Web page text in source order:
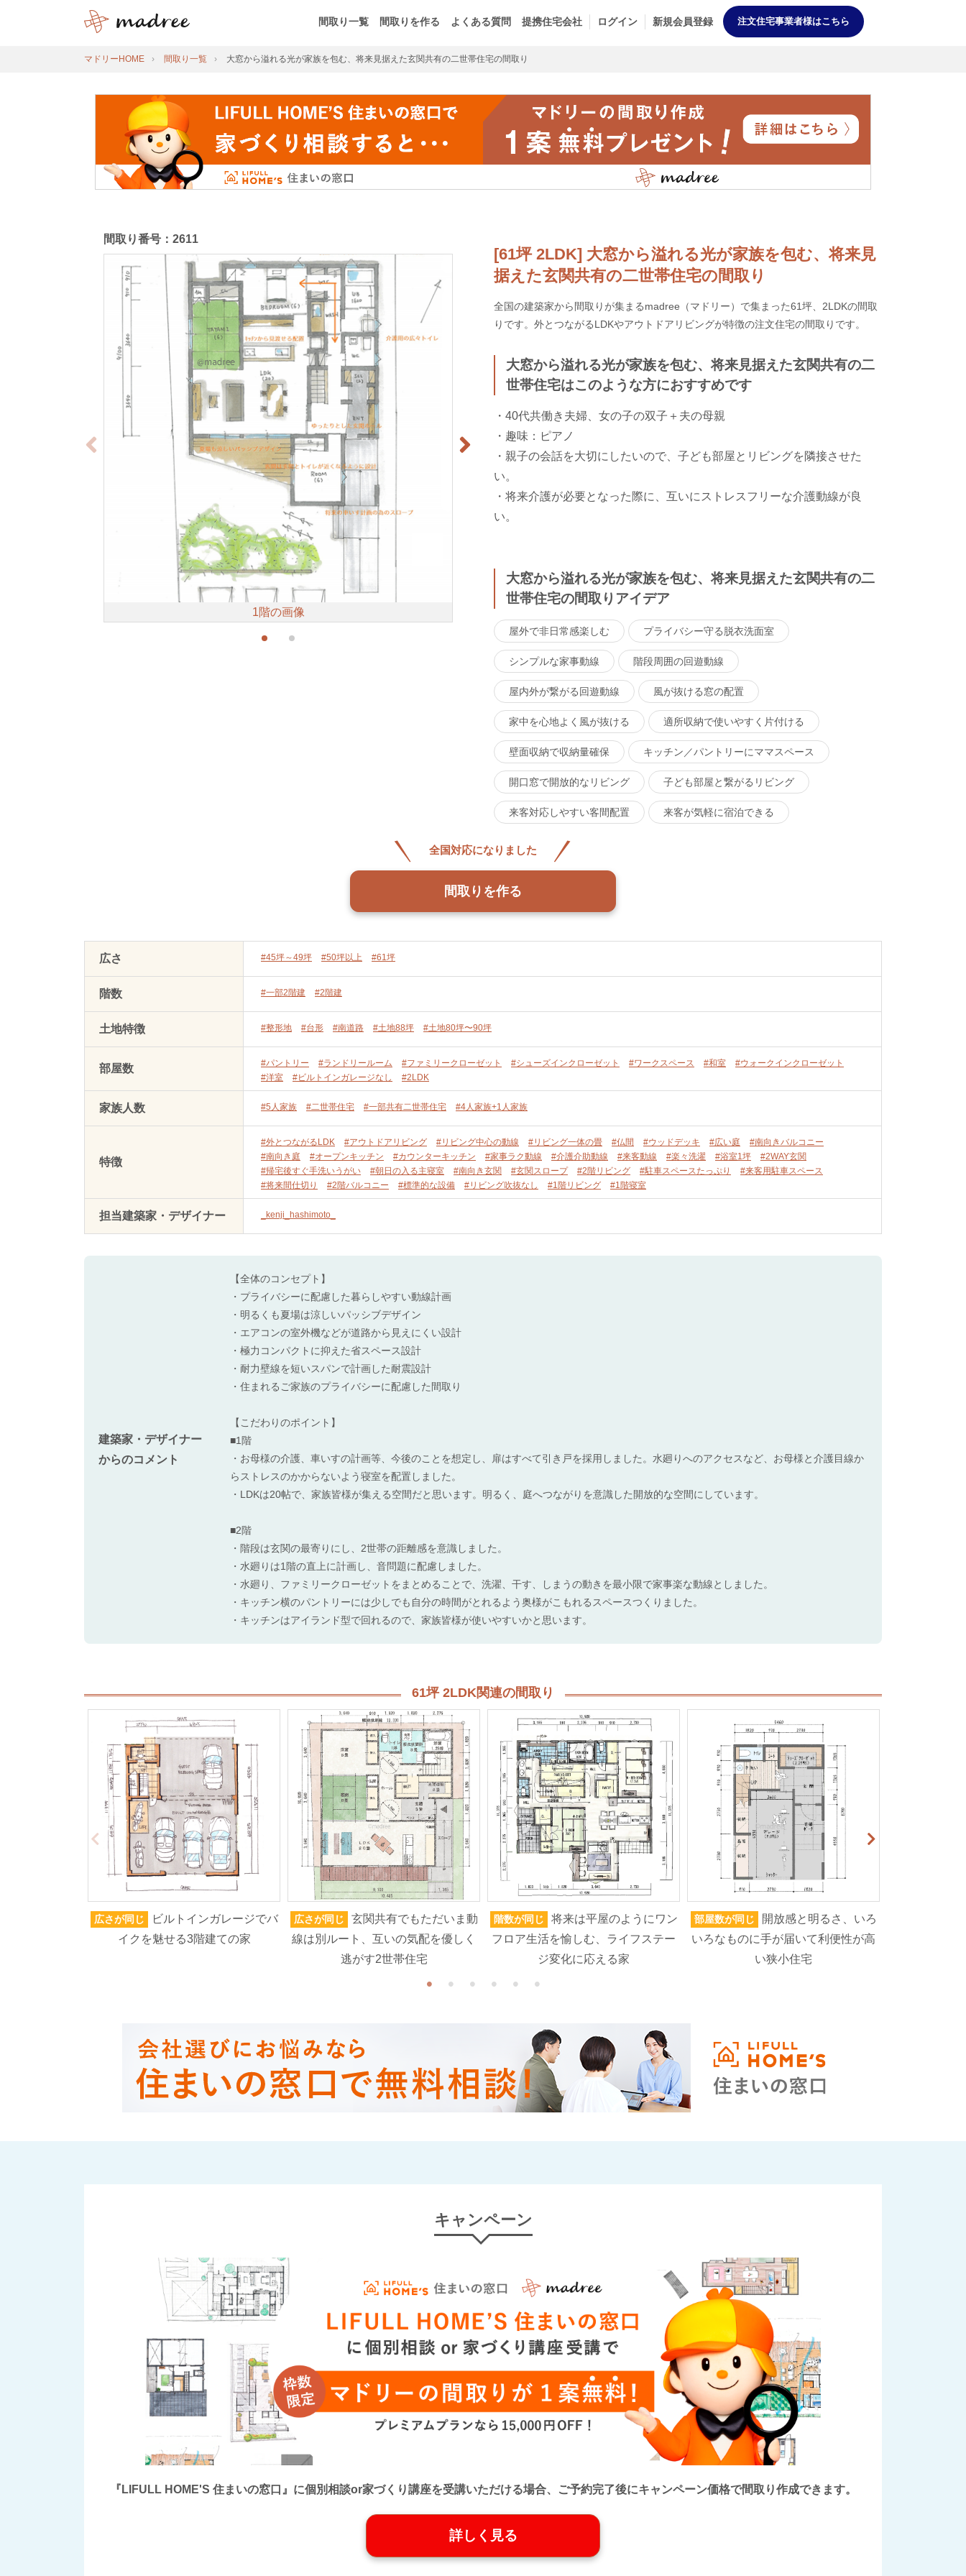
間取り一覧 間取りを作る よくある質問 提携住宅会社 ログイン 新規会員登録 注文住宅事業者様はこちら
マドリーHOME 間取り一覧 大窓から溢れる光が家族を包む、将来見据えた玄関共有の二世帯住宅の間取り
[61坪 2LDK] 大窓から溢れる光が家族を包む、将来見
据えた玄関共有の二世帯住宅の間取り
全国の建築家から間取りが集まるmadree（マドリー）で集まった61坪、2LDKの間取
りです。外とつながるLDKやアウトドアリビングが特徴の注文住宅の間取りです。
大窓から溢れる光が家族を包む、将来見据えた玄関共有の二
世帯住宅はこのような方におすすめです
・40代共働き夫婦、女の子の双子＋夫の母親
・趣味：ピアノ
・親子の会話を大切にしたいので、子ども部屋とリビングを隣接させた
い。
・将来介護が必要となった際に、互いにストレスフリーな介護動線が良
い。
大窓から溢れる光が家族を包む、将来見据えた玄関共有の二
世帯住宅の間取りアイデア
屋外で非日常感楽しむ プライバシー守る脱衣洗面室
シンプルな家事動線 階段周囲の回遊動線
屋内外が繋がる回遊動線 風が抜ける窓の配置
家中を心地よく風が抜ける 適所収納で使いやすく片付ける
壁面収納で収納量確保 キッチン／パントリーにママスペース
開口窓で開放的なリビング 子ども部屋と繋がるリビング
来客対応しやすい客間配置 来客が気軽に宿泊できる
間取り番号：2611
1階の画像
全国対応になりました
間取りを作る
広さ #45坪～49坪 #50坪以上 #61坪
階数 #一部2階建 #2階建
土地特徴 #整形地 #台形 #南道路 #土地88坪 #土地80坪〜90坪
部屋数 #パントリー #ランドリールーム #ファミリークローゼット #シューズインクローゼット #ワークスペース #和室
#ウォークインクローゼット
#洋室
#ビルトインガレージなし #2LDK
家族人数 #5人家族 #二世帯住宅 #一部共有二世帯住宅 #4人家族+1人家族
特徴
#外とつながるLDK #アウトドアリビング #リビング中心の動線 #リビング一体の畳 #仏間 #ウッドデッキ #広い庭
#南向きバルコニー
#南向き庭
#オープンキッチン #カウンターキッチン #家事ラク動線 #介護介助動線 #来客動線 #楽々洗濯 #浴室1坪
#2WAY玄関
#帰宅後すぐ手洗いうがい
#朝日の入る主寝室 #南向き玄関 #玄関スロープ #2階リビング #駐車スペースたっぷり
#来客用駐車スペース
#将来間仕切り
#2階バルコニー #標準的な設備 #リビング吹抜なし #1階リビング #1階寝室
担当建築家・デザイナー _kenji_hashimoto_
建築家・デザイナー
からのコメント
【全体のコンセプト】
・プライバシーに配慮した暮らしやすい動線計画
・明るくも夏場は涼しいパッシブデザイン
・エアコンの室外機などが道路から見えにくい設計
・極力コンパクトに抑えた省スペース設計
・耐力壁線を短いスパンで計画した耐震設計
・住まれるご家族のプライバシーに配慮した間取り
【こだわりのポイント】
■1階
・お母様の介護、車いすの計画等、今後のことを想定し、扉はすべて引き戸を採用しました。水廻りへのアクセスなど、お母様と介護目線か
らストレスのかからないよう寝室を配置しました。
・LDKは20帖で、家族皆様が集える空間だと思います。明るく、庭へつながりを意識した開放的な空間にしています。
■2階
・階段は玄関の最寄りにし、2世帯の距離感を意識しました。
・水廻りは1階の直上に計画し、音問題に配慮しました。
・水廻り、ファミリークローゼットをまとめることで、洗濯、干す、しまうの動きを最小限で家事楽な動線としました。
・キッチン横のパントリーには少しでも自分の時間がとれるよう奥様がこもれるスペースつくりました。
・キッチンはアイランド型で回れるので、家族皆様が使いやすいかと思います。
61坪 2LDK関連の間取り
広さが同じ
ビルトインガレージでバ
イクを魅せる3階建ての家
広さが同じ
玄関共有でもただいま動
線は別ルート、互いの気配を優しく
逃がす2世帯住宅
階数が同じ
将来は平屋のようにワン
フロア生活を愉しむ、ライフステー
ジ変化に応える家
部屋数が同じ
開放感と明るさ、いろ
いろなものに手が届いて利便性が高
い狭小住宅
キャンペーン
『LIFULL HOME'S 住まいの窓口』に個別相談or家づくり講座を受講いただける場合、ご予約完了後にキャンペーン価格で間取り作成できます。
詳しく見る